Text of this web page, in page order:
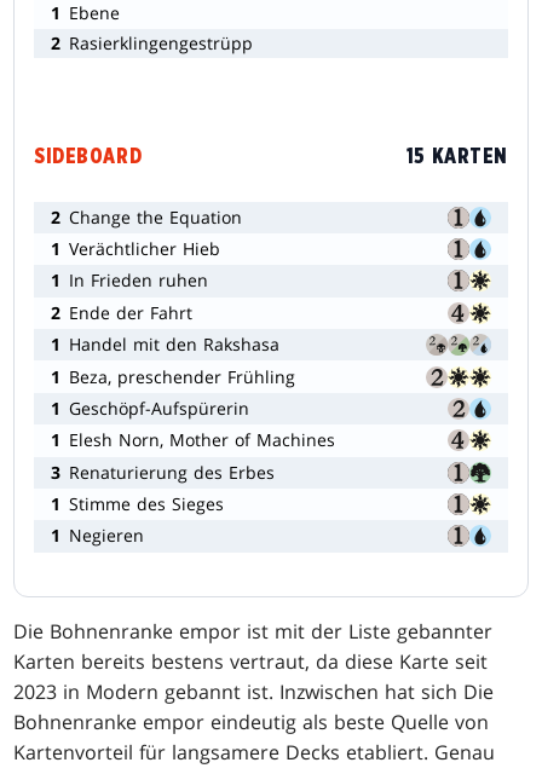
1 Ebene
2 Rasierklingengestrüpp
SIDEBOARD 15 KARTEN
2 Change the Equation
1 Verächtlicher Hieb
1 In Frieden ruhen
2 Ende der Fahrt
1 Handel mit den Rakshasa
1 Beza, preschender Frühling
1 Geschöpf-Aufspürerin
1 Elesh Norn, Mother of Machines
3 Renaturierung des Erbes
1 Stimme des Sieges
1 Negieren
Die Bohnenranke empor ist mit der Liste gebannter
Karten bereits bestens vertraut, da diese Karte seit
2023 in Modern gebannt ist. Inzwischen hat sich Die
Bohnenranke empor eindeutig als beste Quelle von
Kartenvorteil für langsamere Decks etabliert. Genau